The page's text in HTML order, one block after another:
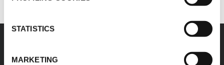
STATISTICS
MARKETING